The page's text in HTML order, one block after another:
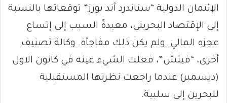
الإئتمان الدولية “ستاندرد آند بورز” توقعاتها بالنسبة
إلى الإقتصاد البحريني، معيدةً السبب إلى إتساع
عجزه المالي. ولم يكن ذلك مفاجأة. وكالة تصنيف
أخرى، “فيتش”، فعلت الشيء عينه في كانون الاول
(ديسمبر) عندما راجعت نظرتها المستقبلية
للبحرين إلى سلبية.